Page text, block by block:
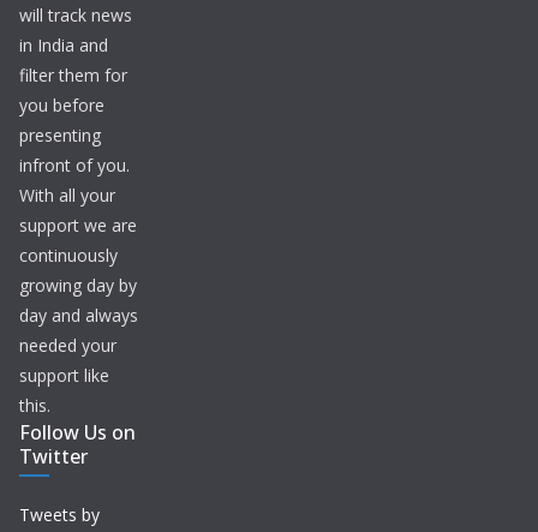
will track news
in India and
filter them for
you before
presenting
infront of you.
With all your
support we are
continuously
growing day by
day and always
needed your
support like
this.
Follow Us on
Twitter
Tweets by